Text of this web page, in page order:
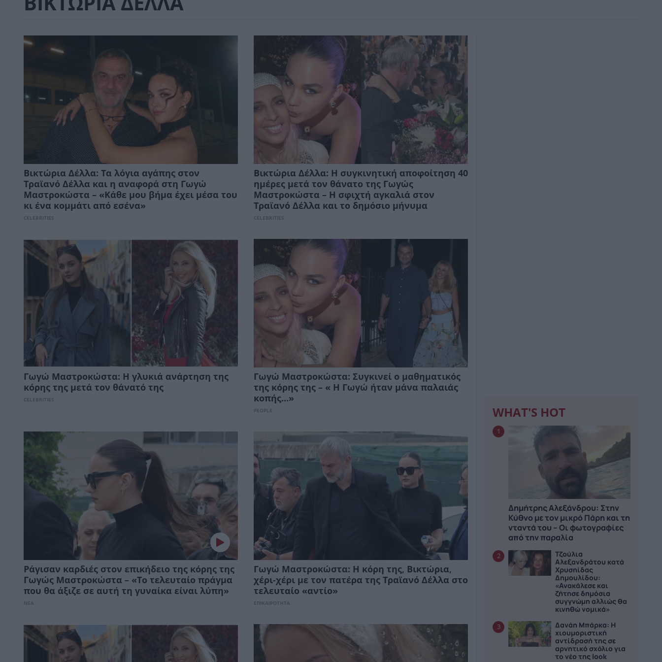
Βικτώρια Δέλλα: Τα λόγια αγάπης στον
Τραϊανό Δέλλα και η αναφορά στη Γωγώ
Μαστροκώστα – «Κάθε μου βήμα έχει μέσα του
κι ένα κομμάτι από εσένα»
CELEBRITIES
Βικτώρια Δέλλα: Η συγκινητική αποφοίτηση 40
ημέρες μετά τον θάνατο της Γωγώς
Μαστροκώστα – Η σφιχτή αγκαλιά στον
Τραϊανό Δέλλα και το δημόσιο μήνυμα
CELEBRITIES
Γωγώ Μαστροκώστα: Η γλυκιά ανάρτηση της
κόρης της μετά τον θάνατό της
CELEBRITIES
Γωγώ Μαστροκώστα: Συγκινεί ο μαθηματικός
της κόρης της – « Η Γωγώ ήταν μάνα παλαιάς
κοπής…»
PEOPLE
Ράγισαν καρδιές στον επικήδειο της κόρης της
Γωγώς Μαστροκώστα – «Το τελευταίο πράγμα
που θα άξιζε σε αυτή τη γυναίκα είναι λύπη»
ΝΕΑ
Γωγώ Μαστροκώστα: Η κόρη της, Βικτώρια,
χέρι-χέρι με τον πατέρα της Τραϊανό Δέλλα στο
τελευταίο «αντίο»
ΕΠΙΚΑΙΡΟΤΗΤΑ
WHAT'S HOT
1
Δημήτρης Αλεξάνδρου: Στην
Κύθνο με τον μικρό Πάρη και τη
νταντά του – Οι φωτογραφίες
από την παραλία
2
Τζούλια
Αλεξανδράτου κατά
Χρυσηίδας
Δημουλίδου:
«Ανακάλεσε και
ζήτησε δημόσια
συγγνώμη αλλιώς θα
κινηθώ νομικά»
3
Δανάη Μπάρκα: Η
χιουμοριστική
αντίδρασή της σε
αρνητικό σχόλιο για
το νέο της look